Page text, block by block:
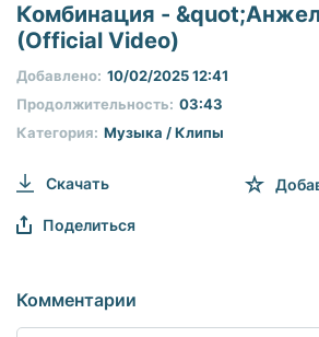
seconds
seconds
Комбинация -
(Official Video)
Категория: Музыка / Клипы
Продолжительность: 03:43
Добавлено: 10/02/2025 12:41
Скачать
Поделиться
Комментарии